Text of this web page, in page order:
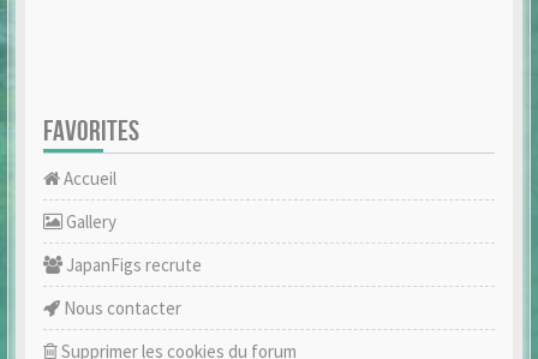
FAVORITES
Accueil
Gallery
JapanFigs recrute
Nous contacter
Supprimer les cookies du forum